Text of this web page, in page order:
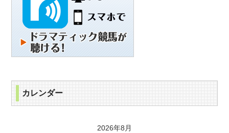
カレンダー
2026年8月